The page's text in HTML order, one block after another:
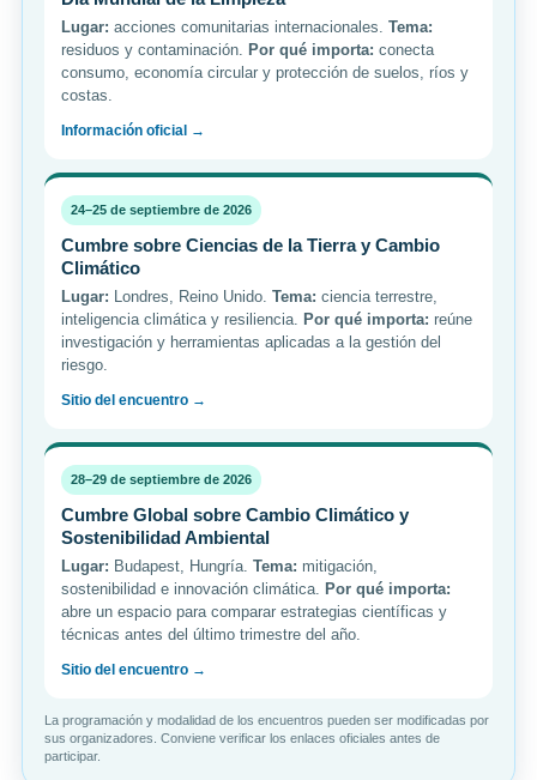
Lugar: acciones comunitarias internacionales. Tema:
residuos y contaminación. Por qué importa: conecta
consumo, economía circular y protección de suelos, ríos y
costas.
Información oficial →
24–25 de septiembre de 2026
Cumbre sobre Ciencias de la Tierra y Cambio
Climático
Lugar: Londres, Reino Unido. Tema: ciencia terrestre,
inteligencia climática y resiliencia. Por qué importa: reúne
investigación y herramientas aplicadas a la gestión del
riesgo.
Sitio del encuentro →
28–29 de septiembre de 2026
Cumbre Global sobre Cambio Climático y
Sostenibilidad Ambiental
Lugar: Budapest, Hungría. Tema: mitigación,
sostenibilidad e innovación climática. Por qué importa:
abre un espacio para comparar estrategias científicas y
técnicas antes del último trimestre del año.
Sitio del encuentro →
La programación y modalidad de los encuentros pueden ser modificadas por
sus organizadores. Conviene verificar los enlaces oficiales antes de
participar.